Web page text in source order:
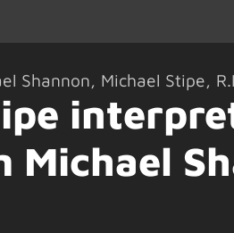
Shannon, Michael Stipe,
Michael